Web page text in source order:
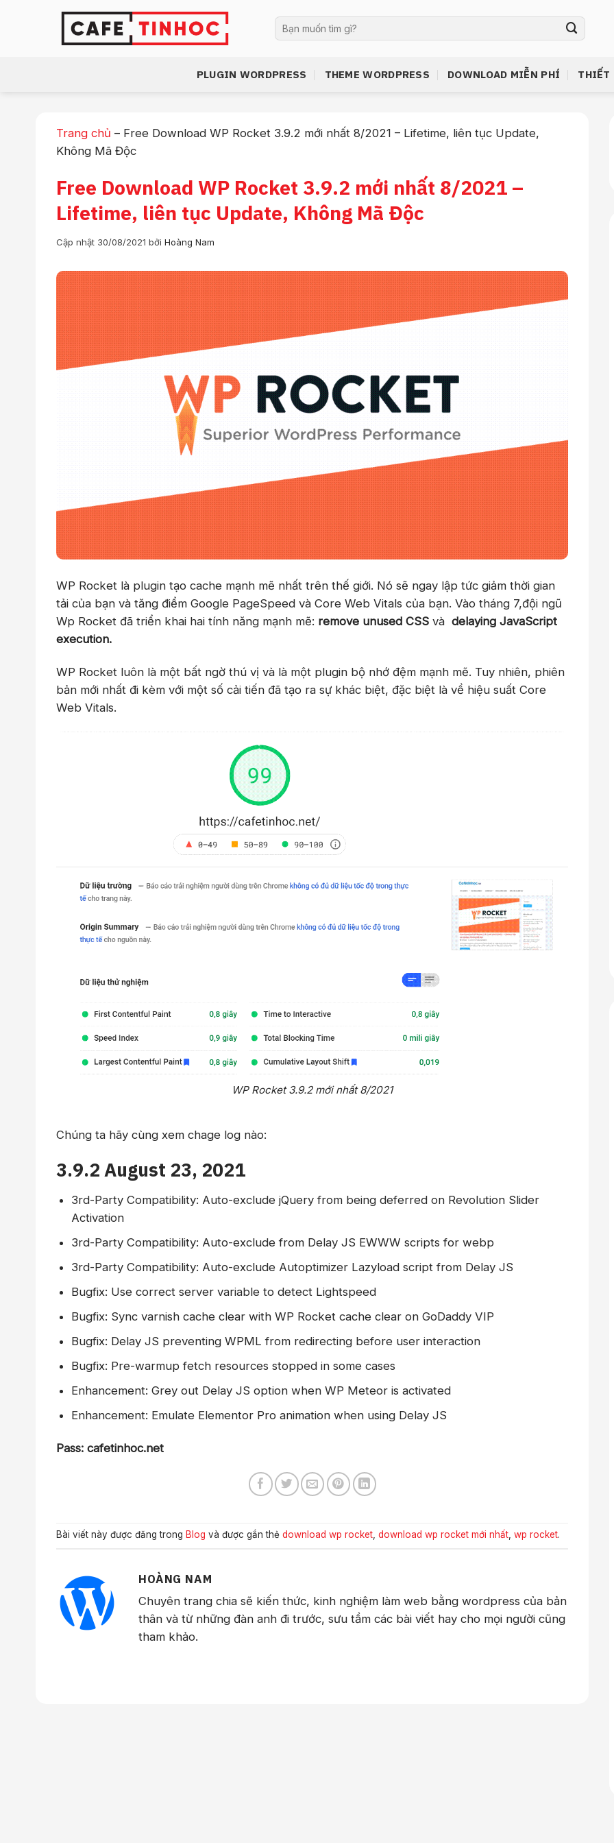
Tìm
kiếm:
PLUGIN WORDPRESS THEME WORDPRESS DOWNLOAD MIỄN PHÍ THIẾT
Trang chủ – Free Download WP Rocket 3.9.2 mới nhất 8/2021 – Lifetime, liên tục Update,
Không Mã Độc
Free Download WP Rocket 3.9.2 mới nhất 8/2021 –
Lifetime, liên tục Update, Không Mã Độc
Cập nhật 30/08/2021 bởi Hoàng Nam
WP Rocket là plugin tạo cache mạnh mẽ nhất trên thế giới. Nó sẽ ngay lập tức giảm thời gian
tải của bạn và tăng điểm Google PageSpeed và Core Web Vitals của bạn. Vào tháng 7,đội ngũ
Wp Rocket đã triển khai hai tính năng mạnh mẽ: remove unused CSS và delaying JavaScript
execution.
WP Rocket luôn là một bất ngờ thú vị và là một plugin bộ nhớ đệm mạnh mẽ. Tuy nhiên, phiên
bản mới nhất đi kèm với một số cải tiến đã tạo ra sự khác biệt, đặc biệt là về hiệu suất Core
Web Vitals.
WP Rocket 3.9.2 mới nhất 8/2021
Chúng ta hãy cùng xem chage log nào:
3.9.2 August 23, 2021
3rd-Party Compatibility: Auto-exclude jQuery from being deferred on Revolution Slider
Activation
3rd-Party Compatibility: Auto-exclude from Delay JS EWWW scripts for webp
3rd-Party Compatibility: Auto-exclude Autoptimizer Lazyload script from Delay JS
Bugfix: Use correct server variable to detect Lightspeed
Bugfix: Sync varnish cache clear with WP Rocket cache clear on GoDaddy VIP
Bugfix: Delay JS preventing WPML from redirecting before user interaction
Bugfix: Pre-warmup fetch resources stopped in some cases
Enhancement: Grey out Delay JS option when WP Meteor is activated
Enhancement: Emulate Elementor Pro animation when using Delay JS
Pass: cafetinhoc.net
Bài viết này được đăng trong Blog và được gắn thẻ download wp rocket, download wp rocket mới nhất, wp rocket.
HOÀNG NAM
Chuyên trang chia sẽ kiến thức, kinh nghiệm làm web bằng wordpress của bản
thân và từ những đàn anh đi trước, sưu tầm các bài viết hay cho mọi người cũng
tham khảo.